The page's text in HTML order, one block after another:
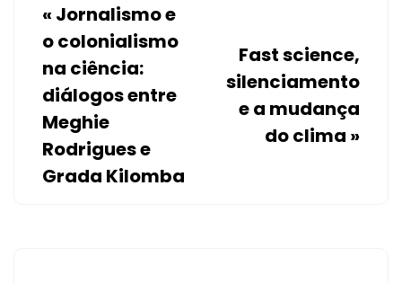
« Jornalismo e
o colonialismo
na ciência:
diálogos entre
Meghie
Rodrigues e
Grada Kilomba
Fast science,
silenciamento
e a mudança
do clima »